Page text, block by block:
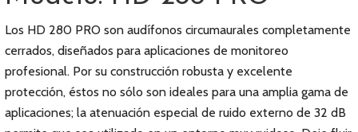
Los HD 280 PRO son audífonos circumaurales completamente
cerrados, diseñados para aplicaciones de monitoreo
profesional. Por su construcción robusta y excelente
protección, éstos no sólo son ideales para una amplia gama de
aplicaciones; la atenuación especial de ruido externo de 32 dB